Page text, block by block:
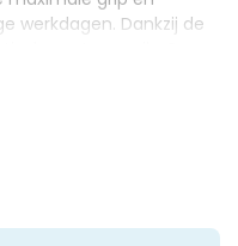
werkdagen. Dankzij de
en comfort in